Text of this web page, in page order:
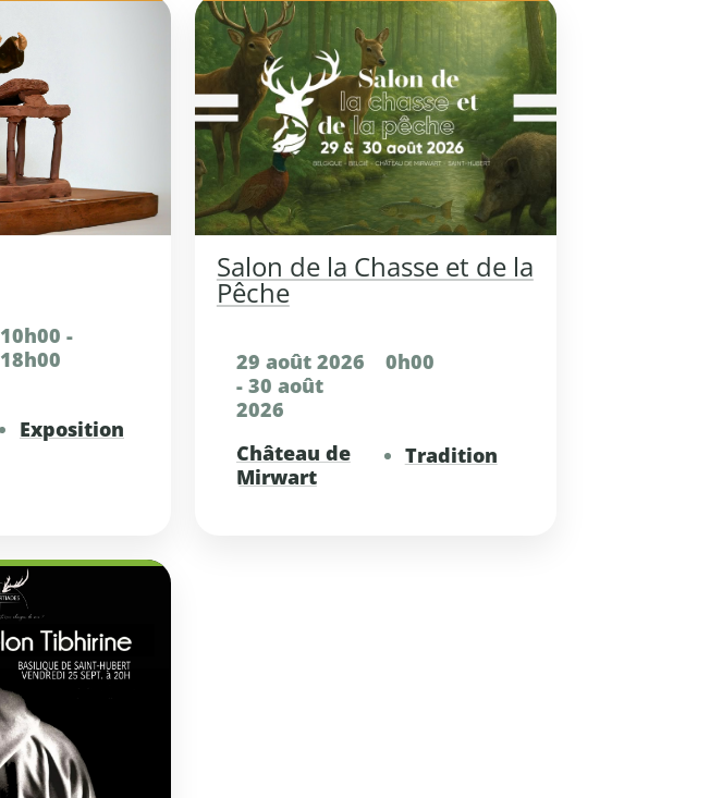
10h00 -
18h00
Exposition
Salon de la Chasse et de la
Pêche
29 août 2026
- 30 août
2026
0h00
Château de
Mirwart
Tradition